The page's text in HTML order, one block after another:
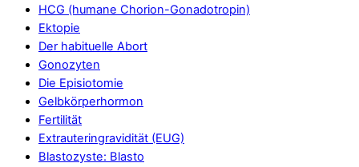
HCG (humane Chorion-Gonadotropin)
Ektopie
Der habituelle Abort
Gonozyten
Die Episiotomie
Gelbkörperhormon
Fertilität
Extrauteringravidität (EUG)
Blastozyste: Blasto